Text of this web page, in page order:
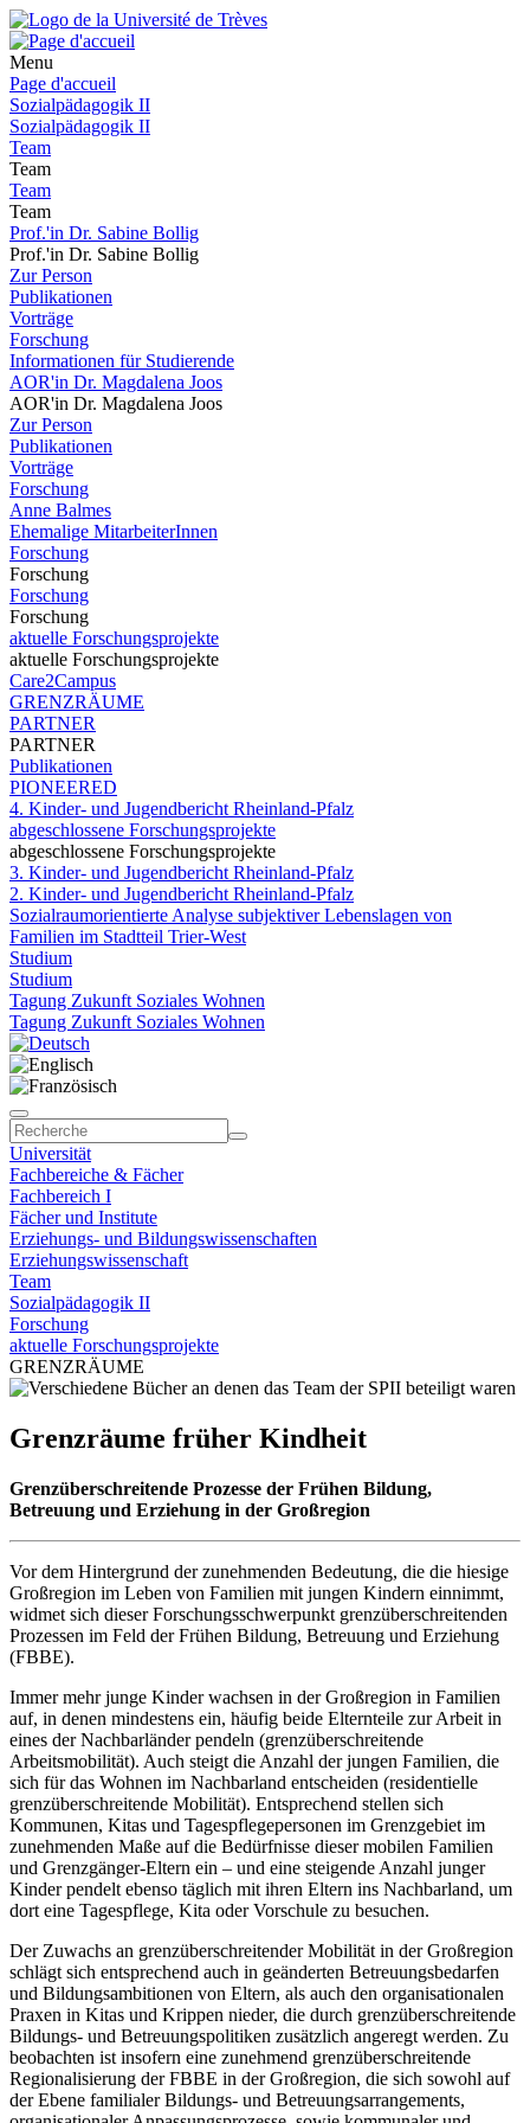
Menu
Page d'accueil
Sozialpädagogik II
Sozialpädagogik II
Team
Team
Team
Team
Prof.'in Dr. Sabine Bollig
Prof.'in Dr. Sabine Bollig
Zur Person
Publikationen
Vorträge
Forschung
Informationen für Studierende
AOR'in Dr. Magdalena Joos
AOR'in Dr. Magdalena Joos
Zur Person
Publikationen
Vorträge
Forschung
Anne Balmes
Ehemalige MitarbeiterInnen
Forschung
Forschung
Forschung
Forschung
aktuelle Forschungsprojekte
aktuelle Forschungsprojekte
Care2Campus
GRENZRÄUME
PARTNER
PARTNER
Publikationen
PIONEERED
4. Kinder- und Jugendbericht Rheinland-Pfalz
abgeschlossene Forschungsprojekte
abgeschlossene Forschungsprojekte
3. Kinder- und Jugendbericht Rheinland-Pfalz
2. Kinder- und Jugendbericht Rheinland-Pfalz
Sozialraumorientierte Analyse subjektiver Lebenslagen von
Familien im Stadtteil Trier-West
Studium
Studium
Tagung Zukunft Soziales Wohnen
Tagung Zukunft Soziales Wohnen
Universität
Fachbereiche & Fächer
Fachbereich I
Fächer und Institute
Erziehungs- und Bildungswissenschaften
Erziehungswissenschaft
Team
Sozialpädagogik II
Forschung
aktuelle Forschungsprojekte
GRENZRÄUME
Grenzräume früher Kindheit
Grenzüberschreitende Prozesse der Frühen Bildung,
Betreuung und Erziehung in der Großregion
Vor dem Hintergrund der zunehmenden Bedeutung, die die hiesige
Großregion im Leben von Familien mit jungen Kindern einnimmt,
widmet sich dieser Forschungsschwerpunkt grenzüberschreitenden
Prozessen im Feld der Frühen Bildung, Betreuung und Erziehung
(FBBE).
Immer mehr junge Kinder wachsen in der Großregion in Familien
auf, in denen mindestens ein, häufig beide Elternteile zur Arbeit in
eines der Nachbarländer pendeln (grenzüberschreitende
Arbeitsmobilität). Auch steigt die Anzahl der jungen Familien, die
sich für das Wohnen im Nachbarland entscheiden (residentielle
grenzüberschreitende Mobilität). Entsprechend stellen sich
Kommunen, Kitas und Tagespflegepersonen im Grenzgebiet im
zunehmenden Maße auf die Bedürfnisse dieser mobilen Familien
und Grenzgänger-Eltern ein – und eine steigende Anzahl junger
Kinder pendelt ebenso täglich mit ihren Eltern ins Nachbarland, um
dort eine Tagespflege, Kita oder Vorschule zu besuchen.
Der Zuwachs an grenzüberschreitender Mobilität in der Großregion
schlägt sich entsprechend auch in geänderten Betreuungsbedarfen
und Bildungsambitionen von Eltern, als auch den organisationalen
Praxen in Kitas und Krippen nieder, die durch grenzüberschreitende
Bildungs- und Betreuungspolitiken zusätzlich angeregt werden. Zu
beobachten ist insofern eine zunehmend grenzüberschreitende
Regionalisierung der FBBE in der Großregion, die sich sowohl auf
der Ebene familialer Bildungs- und Betreuungsarrangements,